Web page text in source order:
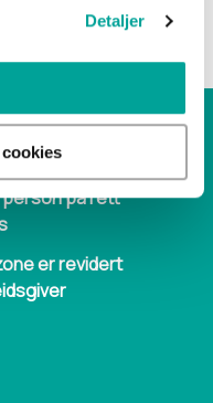
Detaljer
på rett
er revidert